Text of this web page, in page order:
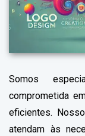
Somos
comprometida
eficientes.
atendam às